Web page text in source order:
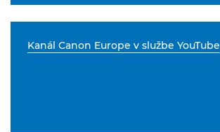
Kanál Canon Europe v službe YouTube